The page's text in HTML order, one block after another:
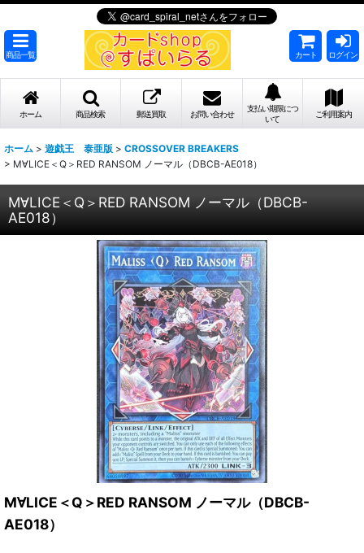
商品一覧 カート ログイン
ホーム 商品検索 郵送買取 お問い合わせ
支払い期限につ
いて
ご利用案内
ホーム > 遊戯王 泰亜版 > CROSSOVER BREAKERS
> M∀LICE＜Q＞RED RANSOM ノーマル（DBCB-AE018）
M∀LICE＜Q＞RED RANSOM ノーマル（DBCB-
AE018）
M∀LICE＜Q＞RED RANSOM ノーマル（DBCB-
AE018）